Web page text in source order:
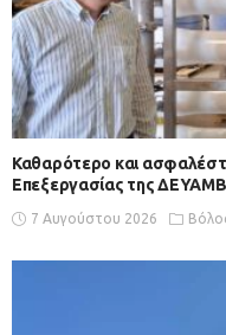
Καθαρότερο και
Επεξεργασίας της ΔΕΥΑΜΒ
7 Αυγούστου 2026